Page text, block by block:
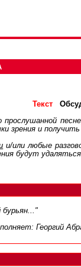
Текст
зрения и
и/или любые
будут
Георгий